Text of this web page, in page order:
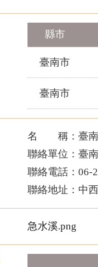
縣市
臺南市
臺南市
名 稱：臺南
聯絡單位：臺
聯絡電話：06-
聯絡地址：中
急水溪.png